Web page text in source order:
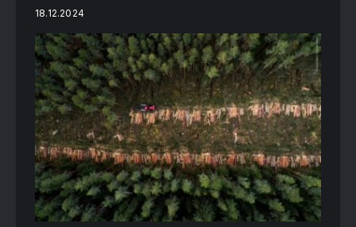
18.12.2024